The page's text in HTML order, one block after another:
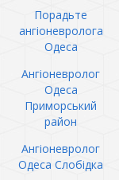
Порадьте
ангіоневролога
Одеса
Ангіоневролог
Одеса
Приморський
район
Ангіоневролог
Одеса Слобідка